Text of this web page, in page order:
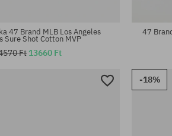
47 Brand MLB Los Angeles
Sure Shot Cotton MVP
Ft 13660 Ft
47
-18%